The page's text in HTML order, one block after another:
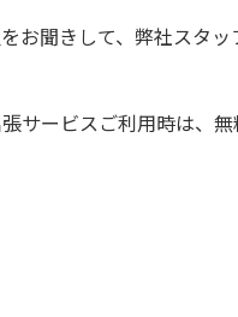
お聞きして、弊社スタ
サービスご利用時は、